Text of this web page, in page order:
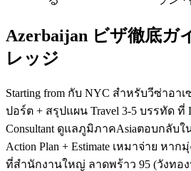
Azerbaijan ビザ徹底ガ
レッジ
Starting from กับ NYC สำหรับวีซ่าอา
ปอร์ต + สรุปแผน Travel 3-5 บรรทัด ที่
Consultant ดูแลภูมิภาคAsiaตอบกลับ
Action Plan + Estimate เหมาจ่าย ห
ที่สำนักงานใหญ่ ลาดพร้าว 95 (วังทอ